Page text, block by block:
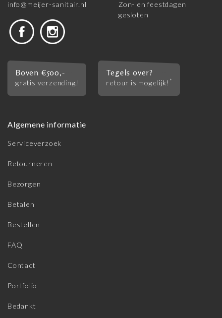
info@meijer-sanitair.nl
Zon- en feestdagen
gesloten
Boven €500,-
gratis verzending!
Tegels over?
retour is mogelijk! *
Algemene informatie
Serviceverzoek
Retourneren
Bezorgen
Betalen
Bestellen
FAQ
Contact
Portfolio
Bedankt